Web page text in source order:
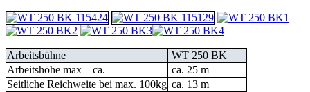
Arbeitsbühne
WT 250 BK
Arbeitshöhe max ca.
ca. 25 m
Seitliche Reichweite bei max. 100kg ca. 13 m